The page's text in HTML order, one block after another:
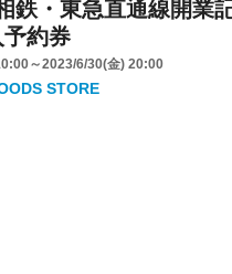
鉄・東急直通線開
約券
～2023/6/30(金) 20:00
STORE